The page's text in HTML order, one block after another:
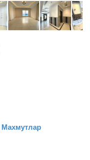
Махмутлар